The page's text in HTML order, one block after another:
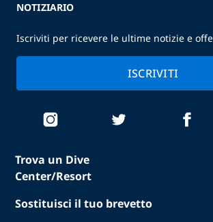
Trova un Dive
Center/Resort
Sostituisci il tuo brevetto
NOTIZIARIO
Iscriviti per ricevere le ultime notizie e
ISCRIVITI